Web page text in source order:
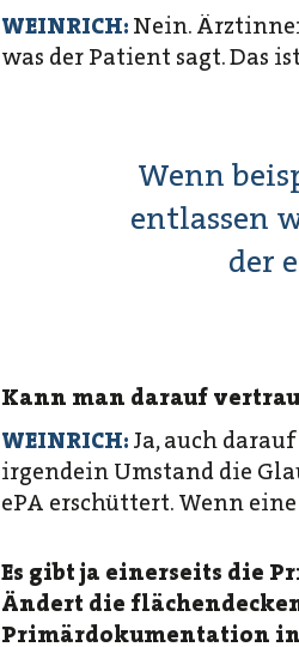
WEINRICH: Nein.
was der Patient sagt. Das
Wenn
entlassen
der
Kann man darauf
WEINRICH: Ja, auch
irgendein Umstand die
ePA erschüttert. Wenn
Es gibt ja einerseits die
Ändert die
Primärdokumentation in